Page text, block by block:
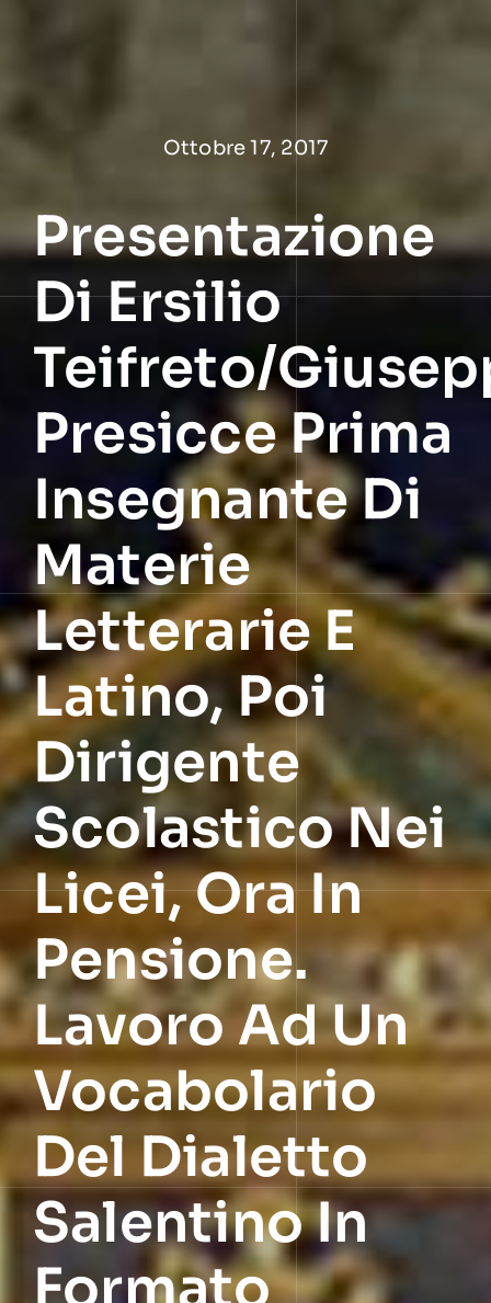
Ottobre 17, 2017
Presentazione
Di Ersilio
Teifreto/
Presicce Prima
Insegnante Di
Materie
Letterarie E
Latino, Poi
Dirigente
Scolastico Nei
Licei, Ora In
Pensione.
Lavoro Ad Un
Vocabolario
Del Dialetto
Salentino In
Formato